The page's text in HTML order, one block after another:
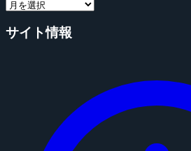
サイト情報